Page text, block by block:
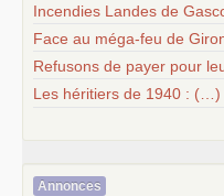
Incendies Landes de
Face au méga-feu de
Refusons de payer pour
Les héritiers de 1940 : (…)
Annonces